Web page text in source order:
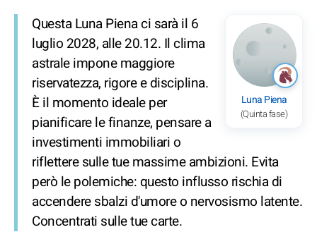
Luna Piena
(Quinta fase)
Questa Luna Piena ci sarà il 6
luglio 2028, alle 20.12. Il clima
astrale impone maggiore
riservatezza, rigore e disciplina.
È il momento ideale per
pianificare le finanze, pensare a
investimenti immobiliari o
riflettere sulle tue massime ambizioni. Evita
però le polemiche: questo influsso rischia di
accendere sbalzi d'umore o nervosismo latente.
Concentrati sulle tue carte.